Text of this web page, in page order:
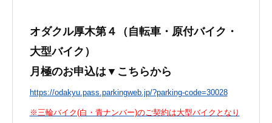
オダクル厚木第４
（自転車・原付バイク・
大型バイク）
月極のお申込は▼こちらから
https://odakyu.pass.parkingweb.jp/?parking-code=30028
※三輪バイク(白・青ナンバー)のご契約は大型バイクとなり